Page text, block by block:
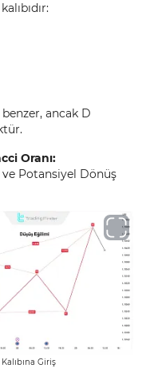
ancak D
Oranı:
ve Potansiyel Dönüş
Giriş